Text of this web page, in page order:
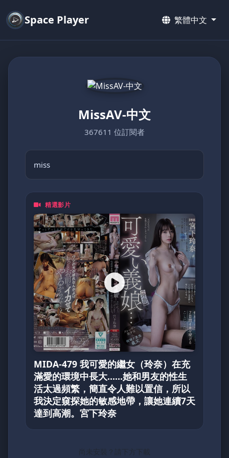
Space Player 繁體中文
MissAV-中文
367611 位訂閱者
miss
精選影片
MIDA-479 我可愛的繼女（玲奈）在充
滿愛的環境中長大……她和男友的性生
活太過頻繁，簡直令人難以置信，所以
我決定窺探她的敏感地帶，讓她連續7天
達到高潮。宮下玲奈
尚未安裝？請下方下載